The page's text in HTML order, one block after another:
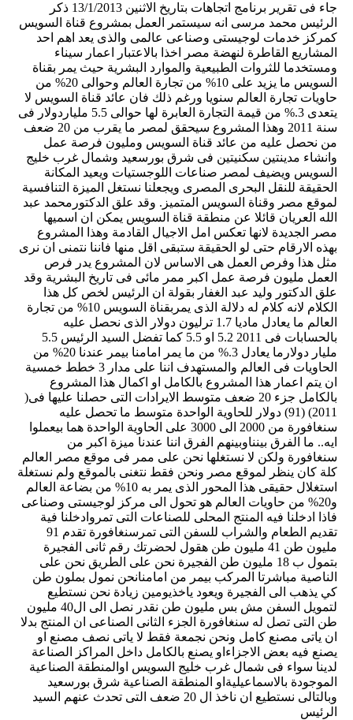
جاء فى تقرير برنامج اتجاهات بتاريخ الاثنين 13/1/2013 ذكر
الرئيس محمد مرسى انه سيستمر العمل بمشروع قناة السويس
كمركز خدمات لوجيستى وصناعى عالمى والذى يعد اهم احد
المشاريع القاطرة لنهضة مصر اخذا بالاعتبار اعمار سيناء
ومستخدما للثروات الطبيعية والموارد البشرية حيث يمر بقناة
السويس ما يزيد على 10% من تجارة العالم وحوالى 20% من
حاويات تجارة العالم سنويا ورغم ذلك فان عائد قناة السويس لا
يتعدى 3.% من قيمة التجارة العابرة لها حوالى 5.5 ملياردولار فى
سنة 2011 وهذا المشروع سيحقق لمصر ما يقرب من 20 ضعف
من نحصل عليه من عائد قناة السويس ومليون فرصة عمل
وانشاء مدينتين سكنيتين فى شرق بورسعيد وشمال غرب خليج
السويس ويضيف لمصر صناعات اللوجستيات ويعيد المكانة
الحقيقة للنقل البحرى المصرى ويجعلنا نستغل الميزة التنافسية
لموقع مصر وقناة السويس المتميز. وقد علق الدكتورمحمد عبد
الله العريان قائلا عن منطقة قناة السويس يمكن ان اسميها
مصر الجديدة لانها تعكس امل الاجيال القادمة وهذا المشروع
بهذه الارقام حتى لو الحقيقة ستبقى اقل منها فاننا نتمنى ان نرى
مثل هذا وفرص العمل هى الاساس لان المشروع يدر فرص
العمل مليون فرصة عمل اكبر ممر مائى فى تاريخ البشرية وقد
علق الدكتور وليد عبد الغفار بقولة ان الرئيس لخص كل هذا
الكلام لانه كلام له دلالة الذى يمربقناة السويس 10% من تجارة
العالم ما يعادل ماديا 1.7 ترليون دولار الذى نحصل عليه
بالحسابات فى 2011 5.2 او 5.5 كما تفضل السيد الرئيس 5.5
مليار دولارما يعادل 3.% من ما يمر امامنا بيمر عندنا 20% من
الحاويات فى العالم والمستهدف اننا على مدار 3 خطط خمسية
ان يتم اعمار هذا المشروع بالكامل او اكمال هذا المشروع
بالكامل جزء 20 ضعف متوسط الايرادات التى حصلنا عليها فى(
2011) (91) دولار للحاوية الواحدة متوسط ما تحصل عليه
سنغافورة من 2000 الى 3000 على الحاوية الواحدة هما بيعملوا
ايه.. ما الفرق بينناوبينهم الفرق اننا عندنا ميزة اكبر من
سنغافورة ولكن لا نستغلها نحن على ممر فى موقع مصر العالم
كلة كان ينظر لموقع مصر ونحن فقط نتغنى بالموقع ولم نستغلة
استغلال حقيقى هذا المحور الذى يمر به 10% من بضاعة العالم
و20% من حاويات العالم هو تحول الى مركز لوجيستى وصناعى
فاذا ادخلنا فيه المنتج المحلى للصناعات التى تمروادخلنا فية
تقديم الطعام والشراب للسفن التى تمرسنغافورة تقدم 91
مليون طن 41 مليون طن هقول لحضرتك رقم ثانى الفجيرة
بتمول ب 18 مليون طن الفجيرة نحن على الطريق نحن على
الناصية مباشرتا المركب بيمر من امامنانحن نمول بملون طن
كي يذهب الى الفجيرة ويعود ياخذيومين زيادة نحن نستطيع
لتمويل السفن مش بس مليون طن نقدر نصل الى ال40 مليون
طن التى تصل له سنغافورة الجزء الثانى الصناعى ان المنتج بدلا
ان ياتى مصنع كامل ونحن نجمعة فقط لا ياتى نصف مصنع او
يصنع فيه بعض الاجزاءاو يصنع بالكامل داخل المراكز الصناعة
لدينا سواء فى شمال غرب خليج السويس اوالمنطقة الصناعية
الموجودة بالاسماعيليةاو المنطقة الصناعية شرق بورسعيد
وبالتالى نستطيع ان ناخذ ال 20 ضعف التى تحدث عنهم السيد
الرئيس